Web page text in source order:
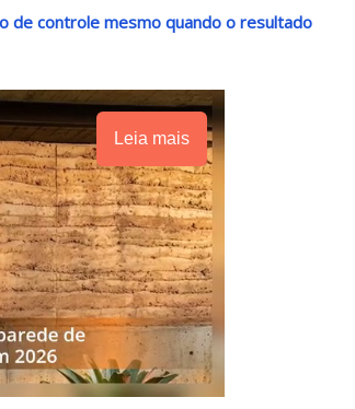
de controle mesmo quando o resultado
Leia mais